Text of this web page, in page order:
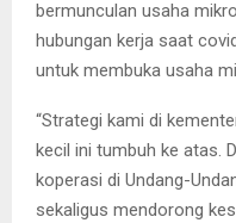
bermunculan usaha
hubungan kerja saat
untuk membuka usaha
“Strategi kami di
kecil ini tumbuh ke atas.
koperasi di Undang-
sekaligus mendorong